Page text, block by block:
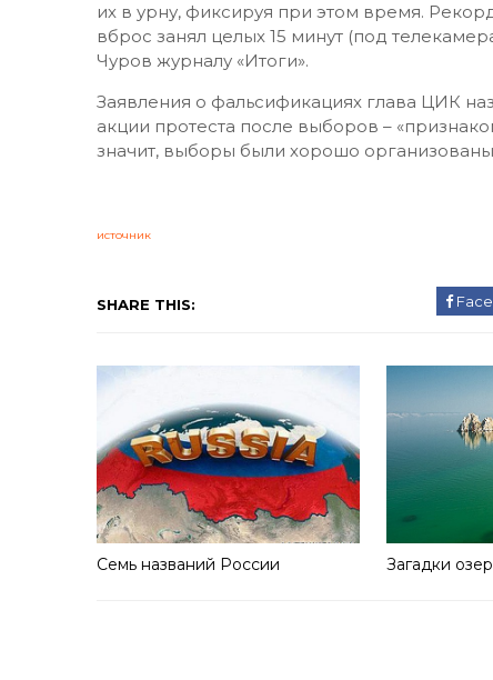
их в урну, фиксируя при этом время.
вброс занял целых 15 минут (под
Чуров журналу «Итоги».
Заявления о фальсификациях глава ЦИК
акции протеста после выборов –
значит, выборы были хорошо
источник
SHARE THIS:
Семь названий России Загадки